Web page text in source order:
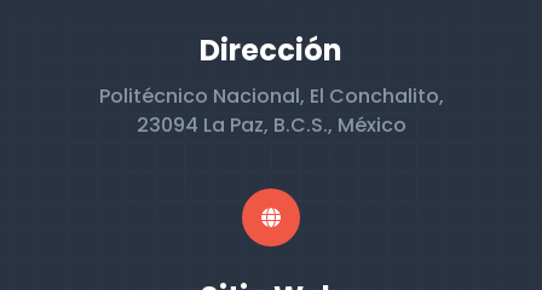
Dirección
Politécnico Nacional, El Conchalito,
23094 La Paz, B.C.S., México